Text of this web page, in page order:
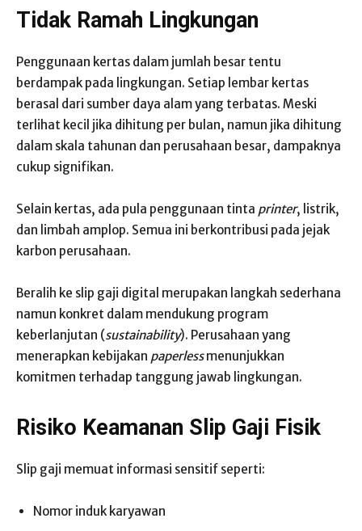
Tidak Ramah Lingkungan
Penggunaan kertas dalam jumlah besar tentu
berdampak pada lingkungan. Setiap lembar kertas
berasal dari sumber daya alam yang terbatas. Meski
terlihat kecil jika dihitung per bulan, namun jika dihitung
dalam skala tahunan dan perusahaan besar, dampaknya
cukup signifikan.
Selain kertas, ada pula penggunaan tinta printer, listrik,
dan limbah amplop. Semua ini berkontribusi pada jejak
karbon perusahaan.
Beralih ke slip gaji digital merupakan langkah sederhana
namun konkret dalam mendukung program
keberlanjutan (sustainability). Perusahaan yang
menerapkan kebijakan paperlessmenunjukkan
komitmen terhadap tanggung jawab lingkungan.
Risiko Keamanan Slip Gaji Fisik
Slip gaji memuat informasi sensitif seperti:
Nomor induk karyawan